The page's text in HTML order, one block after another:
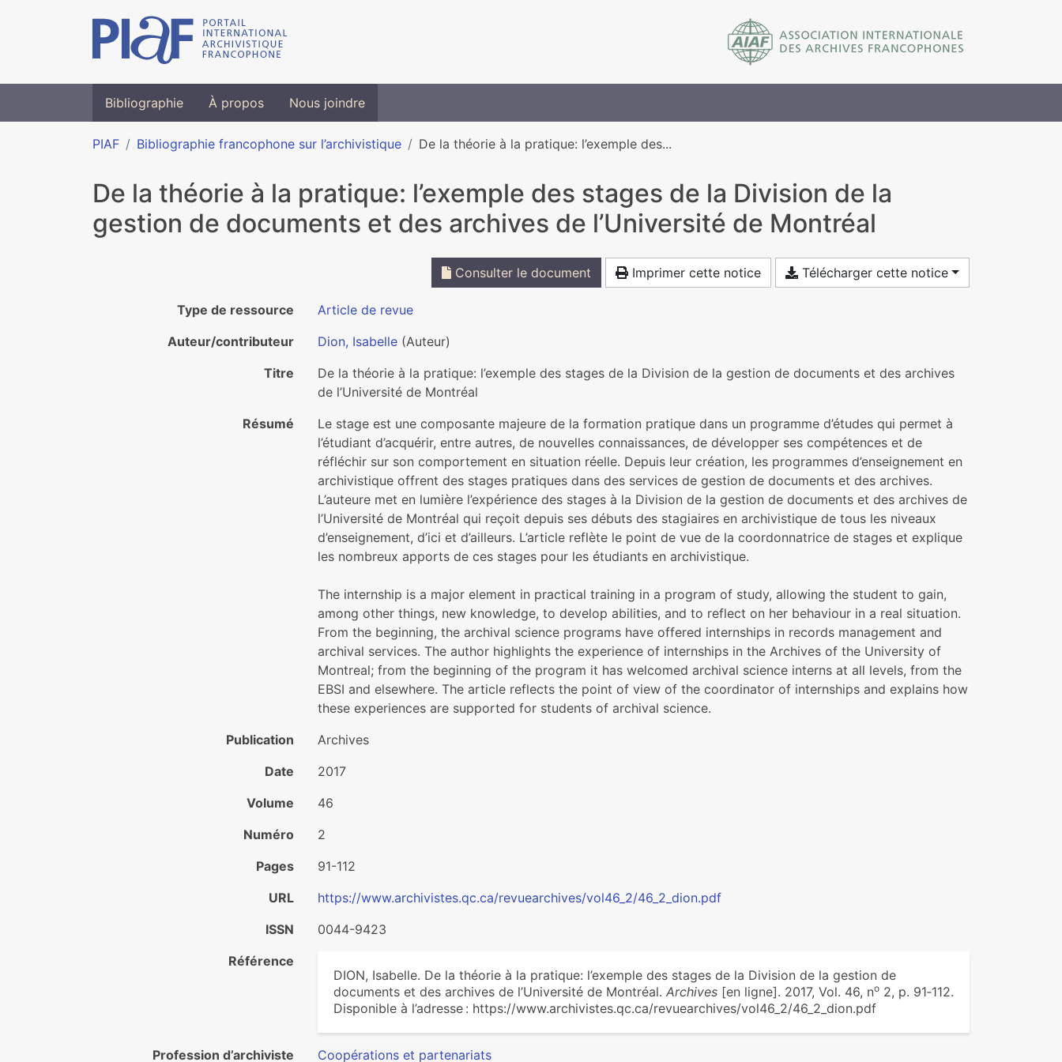
Bibliographie À propos Nous joindre
PIAF Bibliographie francophone sur l’archivistique De la théorie à la pratique: l’exemple des...
De la théorie à la pratique: l’exemple des stages de la Division de la
gestion de documents et des archives de l’Université de Montréal
Consulter le document Imprimer cette notice Télécharger cette notice
Type de ressource
Article de revue
Auteur/contributeur
Dion, Isabelle (Auteur)
Titre
De la théorie à la pratique: l’exemple des stages de la Division de la gestion de documents et des archives
de l’Université de Montréal
Résumé
Le stage est une composante majeure de la formation pratique dans un programme d’études qui permet à
l’étudiant d’acquérir, entre autres, de nouvelles connaissances, de développer ses compétences et de
réfléchir sur son comportement en situation réelle. Depuis leur création, les programmes d’enseignement en
archivistique offrent des stages pratiques dans des services de gestion de documents et des archives.
L’auteure met en lumière l’expérience des stages à la Division de la gestion de documents et des archives de
l’Université de Montréal qui reçoit depuis ses débuts des stagiaires en archivistique de tous les niveaux
d’enseignement, d’ici et d’ailleurs. L’article reflète le point de vue de la coordonnatrice de stages et explique
les nombreux apports de ces stages pour les étudiants en archivistique.
The internship is a major element in practical training in a program of study, allowing the student to gain,
among other things, new knowledge, to develop abilities, and to reflect on her behaviour in a real situation.
From the beginning, the archival science programs have offered internships in records management and
archival services. The author highlights the experience of internships in the Archives of the University of
Montreal; from the beginning of the program it has welcomed archival science interns at all levels, from the
EBSI and elsewhere. The article reflects the point of view of the coordinator of internships and explains how
these experiences are supported for students of archival science.
Publication
Archives
Date
2017
Volume
46
Numéro
2
Pages
91-112
URL
https://www.archivistes.qc.ca/revuearchives/vol46_2/46_2_dion.pdf
ISSN
0044-9423
Référence
DION, Isabelle. De la théorie à la pratique: l’exemple des stages de la Division de la gestion de
documents et des archives de l’Université de Montréal. Archives [en ligne]. 2017, Vol. 46, no 2, p. 91‑112.
Disponible à l’adresse : https://www.archivistes.qc.ca/revuearchives/vol46_2/46_2_dion.pdf
Profession d’archiviste Coopérations et partenariats